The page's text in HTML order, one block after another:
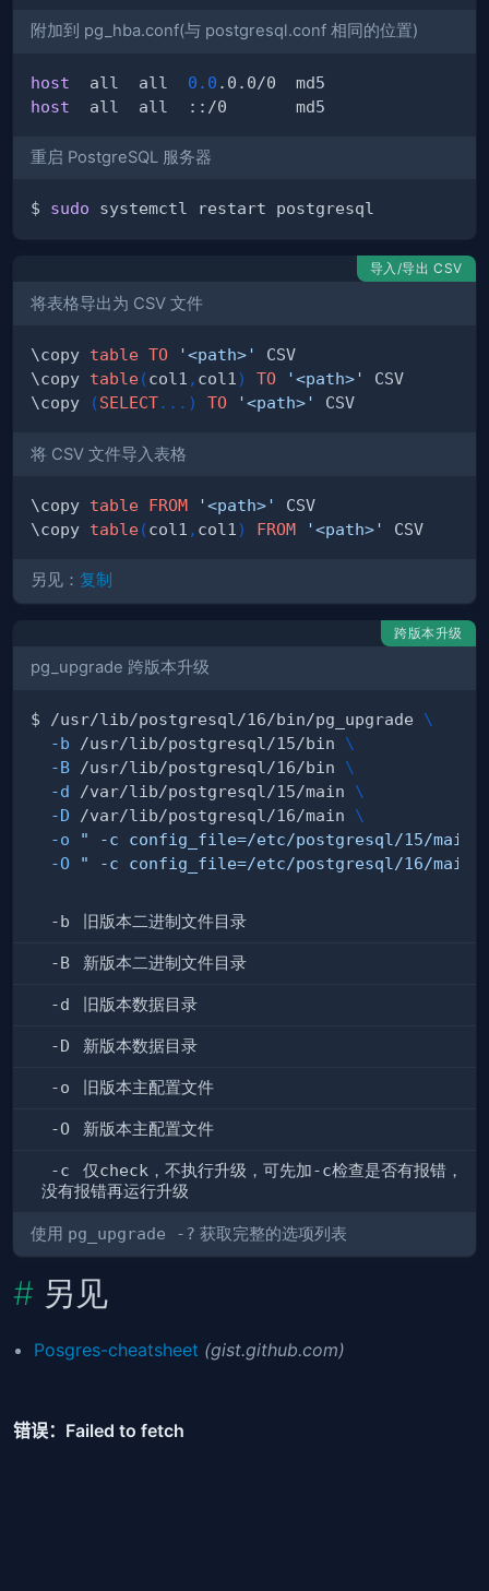
附加到 pg_hba.conf(与 postgresql.conf 相同的位置)
host
  all  all
0.0
host
重启 PostgreSQL 服务器
$ sudo
导入/导出 CSV
将表格导出为 CSV 文件
\copy table TO '<path>'
\copy table(col1 , col1 ) TO '<path>'
\copy
(SELECT. . . ) TO '<path>'
将 CSV 文件导入表格
\copy table FROM '<path>'
\copy table(col1 , col1 ) FROM '<path>'
另见： 复制
跨版本升级
pg_upgrade 跨版本升级
$ /usr/lib/postgresql/16/bin/pg_upgrade \
-b /usr/lib/postgresql/15/bin \
-B /usr/lib/postgresql/16/bin \
-d /var/lib/postgresql/15/main \
-D /var/lib/postgresql/16/main \
-o
" -c config_file=/etc/postgresql/15/main/
-O
" -c config_file=/etc/postgresql/16/main/
-b 旧版本二进制文件目录
-B 新版本二进制文件目录
-d 旧版本数据目录
-D 新版本数据目录
-o 旧版本主配置文件
-O 新版本主配置文件
-c 仅check ，不执行升级，可先加-c检查是否有报错，
没有报错再运行升级
使用 pg_upgrade -? 获取完整的选项列表
另见
Posgres-cheatsheet (gist.github.com)